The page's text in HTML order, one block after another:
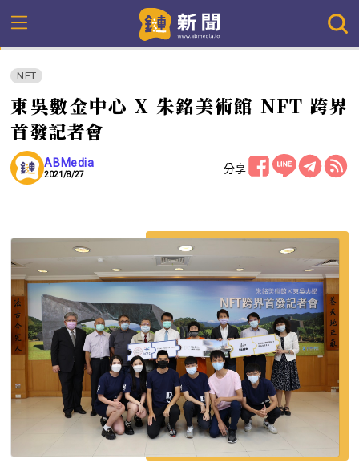
NFT
東吳數金中心 X 朱銘美術館 NFT 跨界
首發記者會
ABMedia
2021/8/27 分享